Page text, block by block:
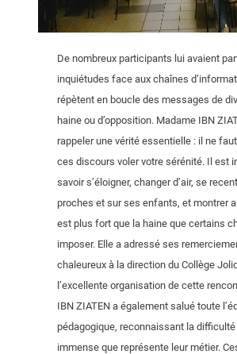
De nombreux participants lui avaient
inquiétudes face aux chaînes
répètent en boucle des messages de
haine ou d’opposition. Madame IBN
rappeler une vérité essentielle : il ne
ces discours voler votre sérénité. Il est
savoir s’éloigner, changer d’air, se
proches et sur ses enfants, et montrer
est plus fort que la haine que certains
imposer. Elle a adressé ses
chaleureux à la direction du Collège
l’excellente organisation de cette
IBN ZIATEN a également salué toute
pédagogique, reconnaissant la
immense que représente leur métier.